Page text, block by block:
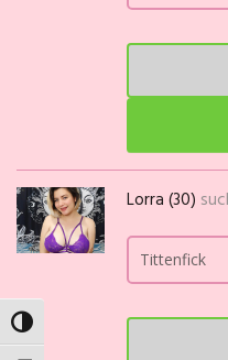
Umschalten auf hohe
Lorra (30)
Tittenfick